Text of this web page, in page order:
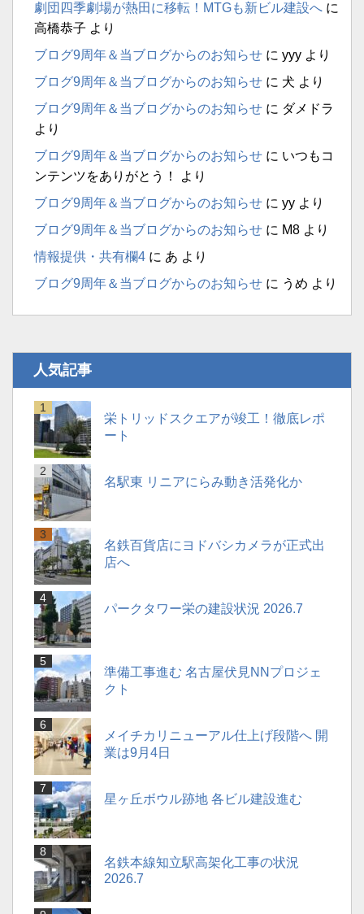
劇団四季劇場が熱田に移転！MTGも新ビル建設へ に
高橋恭子 より
ブログ9周年＆当ブログからのお知らせ に yyy より
ブログ9周年＆当ブログからのお知らせ に 犬 より
ブログ9周年＆当ブログからのお知らせ に ダメドラ
より
ブログ9周年＆当ブログからのお知らせ に いつもコ
ンテンツをありがとう！
より
ブログ9周年＆当ブログからのお知らせ に yy より
ブログ9周年＆当ブログからのお知らせ に M8 より
情報提供・共有欄4 に あ より
ブログ9周年＆当ブログからのお知らせ に うめ より
人気記事
栄トリッドスクエアが竣工！徹底レポ
ート
名駅東 リニアにらみ動き活発化か
名鉄百貨店にヨドバシカメラが正式出
店へ
パークタワー栄の建設状況 2026.7
準備工事進む 名古屋伏見NNプロジェ
クト
メイチカリニューアル仕上げ段階へ 開
業は9月4日
星ヶ丘ボウル跡地 各ビル建設進む
名鉄本線知立駅高架化工事の状況
2026.7